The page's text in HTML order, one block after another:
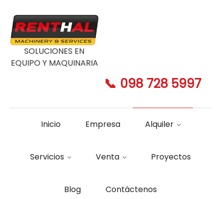
SOLUCIONES EN
EQUIPO Y MAQUINARIA
📞 098 728 5997
Inicio Empresa Alquiler
Servicios Venta Proyectos
Blog Contáctenos